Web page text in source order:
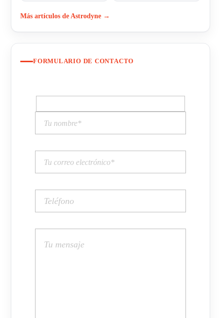
Más artículos de Astrodyne →
FORMULARIO DE CONTACTO